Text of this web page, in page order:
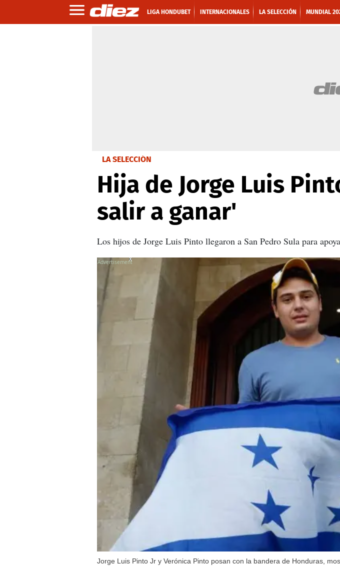
LIGA HONDUBET INTERNACIONALES LA SELECCIÓN MUNDIAL
LA SELECCIÓN
Hija de Jorge Luis
salir a ganar'
Los hijos de Jorge Luis Pinto llegaron a San Pedro Sula para
Jorge Luis Pinto Jr y Verónica Pinto posan con la bandera de Honduras,
X